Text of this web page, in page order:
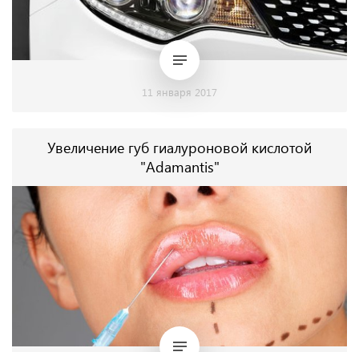
11 января 2017
Увеличение губ гиалуроновой кислотой
"Adamantis"